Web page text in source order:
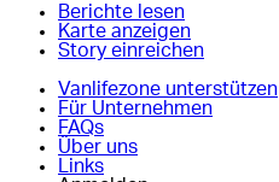
Berichte lesen
Karte anzeigen
Story einreichen
Vanlifezone unterstützen
Für Unternehmen
FAQs
Über uns
Links